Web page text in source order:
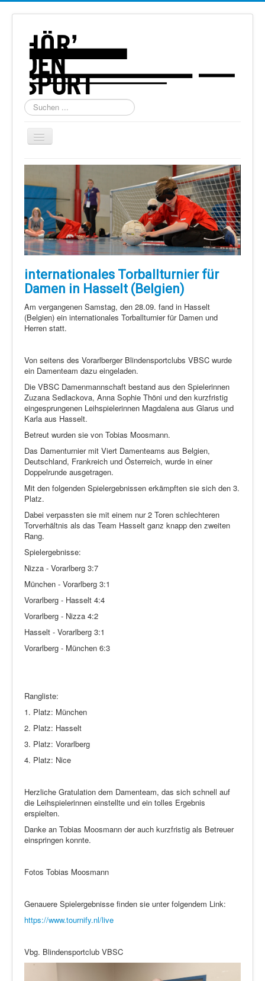
Suchen
...
Navigation
Home
Über uns
Torball
Schießen
Schi Alpin
Schi Nordisch
Laufen
Showdown
Datenschutz
internationales Torballturnier für
Damen in Hasselt (Belgien)
Am vergangenen Samstag, den 28.09. fand in Hasselt
(Belgien) ein internationales Torballturnier für Damen und
Herren statt.
Von seitens des Vorarlberger Blindensportclubs VBSC wurde
ein Damenteam dazu eingeladen.
Die VBSC Damenmannschaft bestand aus den Spielerinnen
Zuzana Sedlackova, Anna Sophie Thöni und den kurzfristig
eingesprungenen Leihspielerinnen Magdalena aus Glarus und
Karla aus Hasselt.
Betreut wurden sie von Tobias Moosmann.
Das Damenturnier mit Viert Damenteams aus Belgien,
Deutschland, Frankreich und Österreich, wurde in einer
Doppelrunde ausgetragen.
Mit den folgenden Spielergebnissen erkämpften sie sich den 3.
Platz.
Dabei verpassten sie mit einem nur 2 Toren schlechteren
Torverhältnis als das Team Hasselt ganz knapp den zweiten
Rang.
Spielergebnisse:
Nizza - Vorarlberg 3:7
München - Vorarlberg 3:1
Vorarlberg - Hasselt 4:4
Vorarlberg - Nizza 4:2
Hasselt - Vorarlberg 3:1
Vorarlberg - München 6:3
Rangliste:
1. Platz: München
2. Platz: Hasselt
3. Platz: Vorarlberg
4. Platz: Nice
Herzliche Gratulation dem Damenteam, das sich schnell auf
die Leihspielerinnen einstellte und ein tolles Ergebnis
erspielten.
Danke an Tobias Moosmann der auch kurzfristig als Betreuer
einspringen konnte.
Fotos Tobias Moosmann
Genauere Spielergebnisse finden sie unter folgendem Link:
https://www.tournify.nl/live
Vbg. Blindensportclub VBSC